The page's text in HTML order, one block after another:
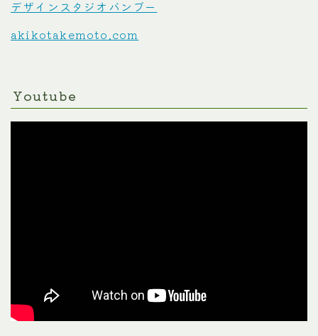
デザインスタジオバンブー
akikotakemoto.com
Youtube